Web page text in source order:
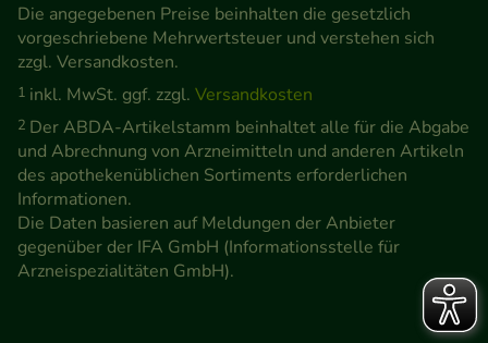
Die angegebenen Preise beinhalten die gesetzlich
vorgeschriebene Mehrwertsteuer und verstehen sich
zzgl. Versandkosten.
1 inkl. MwSt. ggf. zzgl. Versandkosten
2 Der ABDA-Artikelstamm beinhaltet alle für die Abgabe
und Abrechnung von Arzneimitteln und anderen Artikeln
des apothekenüblichen Sortiments erforderlichen
Informationen.
Die Daten basieren auf Meldungen der Anbieter
gegenüber der IFA GmbH (Informationsstelle für
Arzneispezialitäten GmbH).